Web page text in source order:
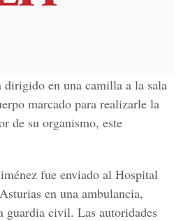
dirigido en una camilla a la sala
marcado para realizarle la
de su organismo, este
fue enviado al Hospital
en una ambulancia,
guardia civil. Las autoridades